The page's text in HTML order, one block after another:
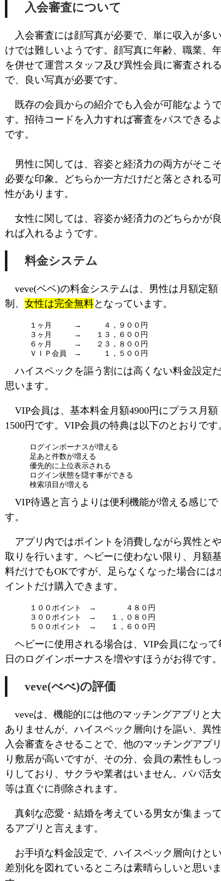
入会審査について
入会審査には顔写真が必要で、単に収入が多
けでは難しいようです。顔写真に年齢、職業、
を併せて運営スタッフ及び異性会員に審査され
で、良い写真が必要です。
既存の会員からの紹介でも入会が可能なよう
す。招待コードを入力すれば審査をパスできる
です。
男性に関しては、容姿と経済力の両方がそこ
必要な印象。どちらか一方だけだと落とされる
性があります。
女性に関しては、容姿か経済力のどちらかが
れば入れるようです。
料金システム
veve(ベベ)の料金システムは、男性は月額定額
制、 女性は完全無料となっています。
１ヶ月 → ４，９００円
３ヶ月 → １３，６００円
６ヶ月 → ２３，８００円
ＶＩＰ会員 → １，５００円
ハイスペックを謳う割には高くない料金設定
思います。
VIP会員は、基本料金月額4900円にプラス月額
1500円です。VIP会員の特典は以下のとおりです
ログインボーナスが増える
足あと件数が増える
優先的に上位表示される
ログイン状態を隠す事ができる
検索項目が増える
VIP待遇と言うよりは便利機能が増える感じで
す。
アプリ内ではポイントを消費しながら異性と
取りを行います。ヘビーに使わない限り、月額
料だけでもOKですが、足らなくなった場合には
イントだけ購入できます。
１００ポイント → ４８０円
３００ポイント → １，０８０円
５００ポイント → １，６００円
ヘビーに使用される場合は、VIP会員になって
日のログインボーナスを増やすほうがお得です
veve(べべ)の評価
veveは、機能的には他のマッチングアプリと
ありませんが、ハイスペック層向けを謳い、異
入会審査をさせることで、他のマッチングアプ
り敷居が高いですが、その分、会員の素性もし
りしており、サクラや業者はいません。パパ活
等は直ぐに削除されます。
真剣な恋愛・結婚を考えている男女が集まっ
るアプリと言えます。
お手頃な料金設定で、ハイスペック層向けと
差別化を図れているところは素晴らしいと思い